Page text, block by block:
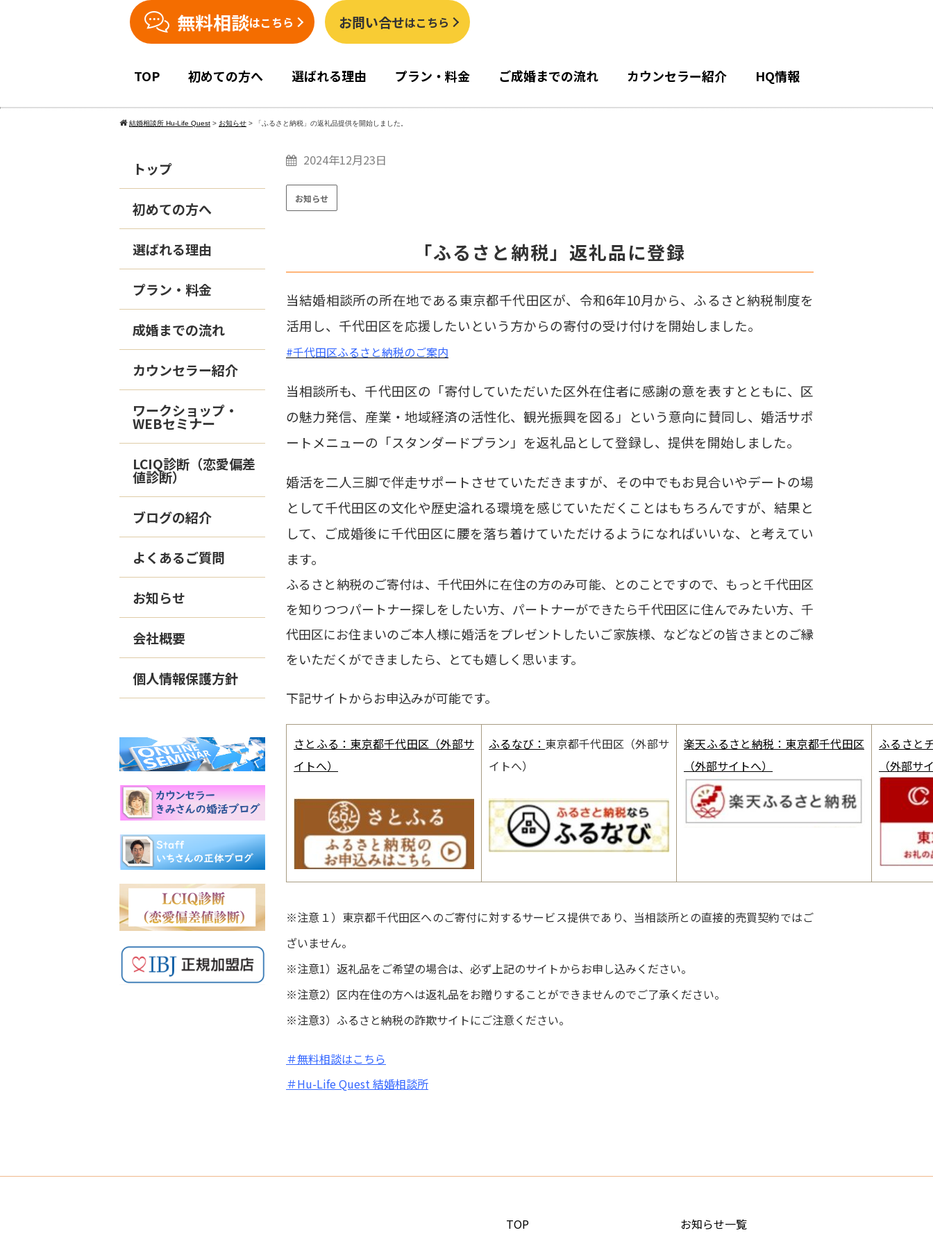
無料相談はこちら お問い合せはこちら
TOP 初めての方へ 選ばれる理由 プラン・料金 ご成婚までの流れ カウンセラー紹介 HQ情報
結婚相談所 Hu-Life Quest > お知らせ > 「ふるさと納税」の返礼品提供を開始しました。
2024年12月23日
お知らせ
「ふるさと納税」返礼品に登録
当結婚相談所の所在地である東京都千代田区が、 令和6年10月から、ふるさと納税制度を
活用し、千代田区を応援したいという方からの寄付の受け付けを開始しました。
#千代田区ふるさと納税のご案内
当相談所も、千代田区の「寄付していただいた区外在住者に感謝の意を表すとともに、区
の魅力発信、産業・地域経済の活性化、観光振興を図る」という意向に賛同し、婚活サポ
ートメニューの「スタンダードプラン」を返礼品として登録し、提供を開始しました。
婚活を二人三脚で伴走サポートさせていただきますが、その中でもお見合いやデートの場
として千代田区の文化や歴史溢れる環境を感じていただくことはもちろんですが、結果と
して、ご成婚後に千代田区に腰を落ち着けていただけるようになればいいな、と考えてい
ます。
ふるさと納税のご寄付は、千代田外に在住の方のみ可能、とのことですので、もっと千代田区
を知りつつパートナー探しをしたい方、パートナーができたら千代田区に住んでみたい方、千
代田区にお住まいのご本人様に婚活をプレゼントしたいご家族様、などなどの皆さまとのご縁
をいただくができましたら、とても嬉しく思います。
下記サイトからお申込みが可能です。
さとふる：東京都千代田区（外部サ
イトへ）
ふるなび： 東京都千代田区（外部サ
イトへ）
楽天ふるさと納税：東京都千代田区
（外部サイトへ）
ふるさと
（外部サ
※注意１）東京都千代田区へのご寄付に対するサービス提供であり、当相談所との直接的売買契約ではご
ざいません。
※注意1）返礼品をご希望の場合は、必ず上記のサイトからお申し込みください。
※注意2）区内在住の方へは返礼品をお贈りすることができませんのでご了承ください。
※注意3）ふるさと納税の詐欺サイトにご注意ください。
＃無料相談はこちら
＃Hu-Life Quest 結婚相談所
トップ
初めての方へ
選ばれる理由
プラン・料金
成婚までの流れ
カウンセラー紹介
ワークショップ・
WEBセミナー
LCIQ診断（恋愛偏差
値診断）
ブログの紹介
よくあるご質問
お知らせ
会社概要
個人情報保護方針
TOP
お知らせ一覧